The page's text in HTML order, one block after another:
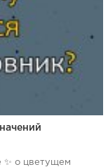
✨ о цветущем